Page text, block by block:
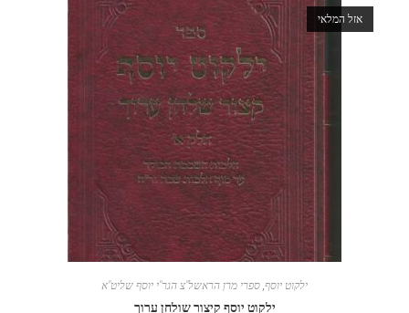
אזל המלאי
ילקוט יוסף, ספרי מרן הראשל"צ הגר"י יוסף שליט"א
ילקוט יוסף קיצור שולחן ערוך